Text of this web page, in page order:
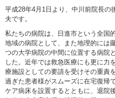
平成28年4月1日より、中川前院長の
夫です。
私たちの病院は、日進市という全国
地域の病院として、また地理的には
つの大学病院の中間に位置する病院
した。近年では救急医療にも更に力
療施設としての要請を受けその重責
過ぎた患者様がスムーズに在宅復帰
ケア病床を設置するとともに、退院